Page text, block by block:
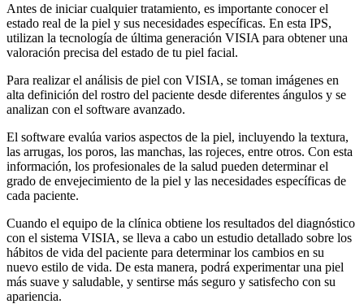
Antes de iniciar cualquier tratamiento, es importante conocer el
estado real de la piel y sus necesidades específicas. En esta IPS,
utilizan la tecnología de última generación VISIA para obtener una
valoración precisa del estado de tu piel facial.
Para realizar el análisis de piel con VISIA, se toman imágenes en
alta definición del rostro del paciente desde diferentes ángulos y se
analizan con el software avanzado.
El software evalúa varios aspectos de la piel, incluyendo la textura,
las arrugas, los poros, las manchas, las rojeces, entre otros. Con esta
información, los profesionales de la salud pueden determinar el
grado de envejecimiento de la piel y las necesidades específicas de
cada paciente.
Cuando el equipo de la clínica obtiene los resultados del diagnóstico
con el sistema VISIA, se lleva a cabo un estudio detallado sobre los
hábitos de vida del paciente para determinar los cambios en su
nuevo estilo de vida. De esta manera, podrá experimentar una piel
más suave y saludable, y sentirse más seguro y satisfecho con su
apariencia.